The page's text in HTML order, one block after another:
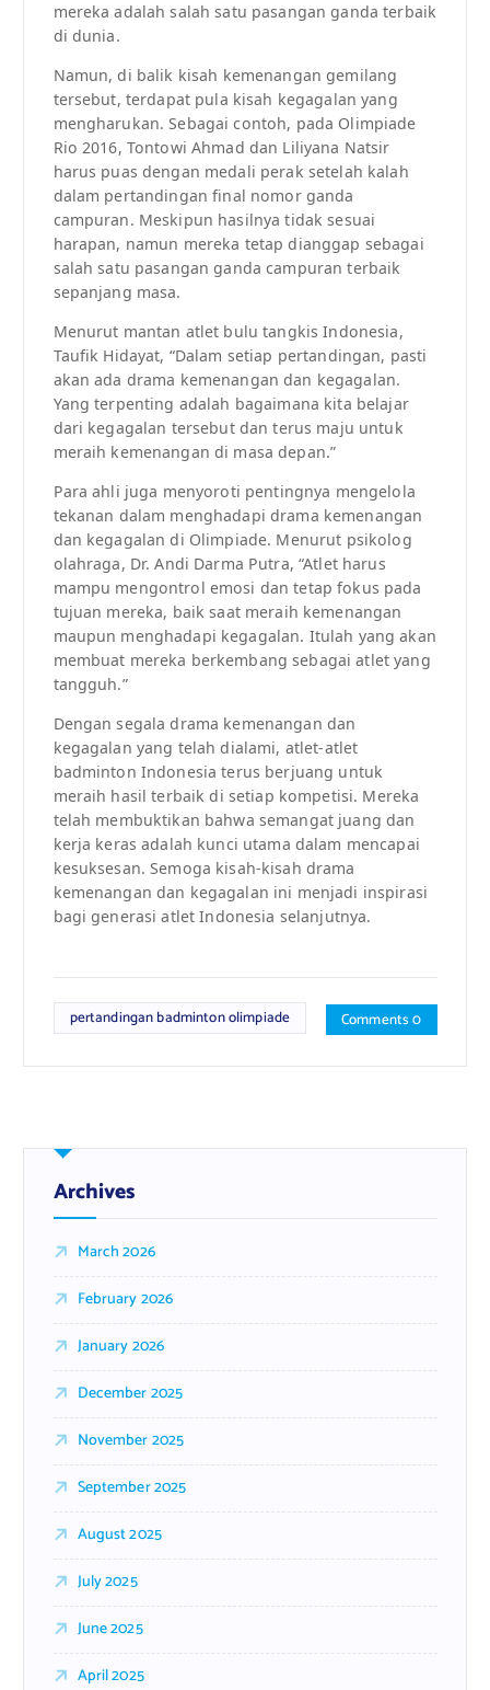
mereka adalah salah satu pasangan ganda terbaik
di dunia.
Namun, di balik kisah kemenangan gemilang
tersebut, terdapat pula kisah kegagalan yang
mengharukan. Sebagai contoh, pada Olimpiade
Rio 2016, Tontowi Ahmad dan Liliyana Natsir
harus puas dengan medali perak setelah kalah
dalam pertandingan final nomor ganda
campuran. Meskipun hasilnya tidak sesuai
harapan, namun mereka tetap dianggap sebagai
salah satu pasangan ganda campuran terbaik
sepanjang masa.
Menurut mantan atlet bulu tangkis Indonesia,
Taufik Hidayat, “Dalam setiap pertandingan, pasti
akan ada drama kemenangan dan kegagalan.
Yang terpenting adalah bagaimana kita belajar
dari kegagalan tersebut dan terus maju untuk
meraih kemenangan di masa depan.”
Para ahli juga menyoroti pentingnya mengelola
tekanan dalam menghadapi drama kemenangan
dan kegagalan di Olimpiade. Menurut psikolog
olahraga, Dr. Andi Darma Putra, “Atlet harus
mampu mengontrol emosi dan tetap fokus pada
tujuan mereka, baik saat meraih kemenangan
maupun menghadapi kegagalan. Itulah yang akan
membuat mereka berkembang sebagai atlet yang
tangguh.”
Dengan segala drama kemenangan dan
kegagalan yang telah dialami, atlet-atlet
badminton Indonesia terus berjuang untuk
meraih hasil terbaik di setiap kompetisi. Mereka
telah membuktikan bahwa semangat juang dan
kerja keras adalah kunci utama dalam mencapai
kesuksesan. Semoga kisah-kisah drama
kemenangan dan kegagalan ini menjadi inspirasi
bagi generasi atlet Indonesia selanjutnya.
pertandingan badminton olimpiade Comments 0
Archives
March 2026
February 2026
January 2026
December 2025
November 2025
September 2025
August 2025
July 2025
June 2025
April 2025